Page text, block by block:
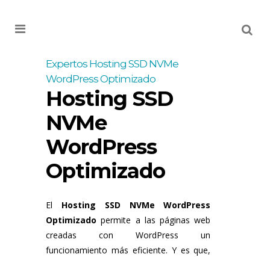
Expertos Hosting SSD NVMe
WordPress Optimizado
Hosting SSD
NVMe
WordPress
Optimizado
El Hosting SSD NVMe WordPress
Optimizado permite a las páginas web
creadas con WordPress un
funcionamiento más eficiente. Y es que,